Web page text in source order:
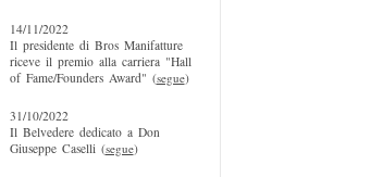
14/11/2022
Il presidente di Bros Manifatture
riceve il premio alla carriera "Hall
of Fame/Founders Award" (segue)
31/10/2022
Il Belvedere dedicato a Don
Giuseppe Caselli (segue)